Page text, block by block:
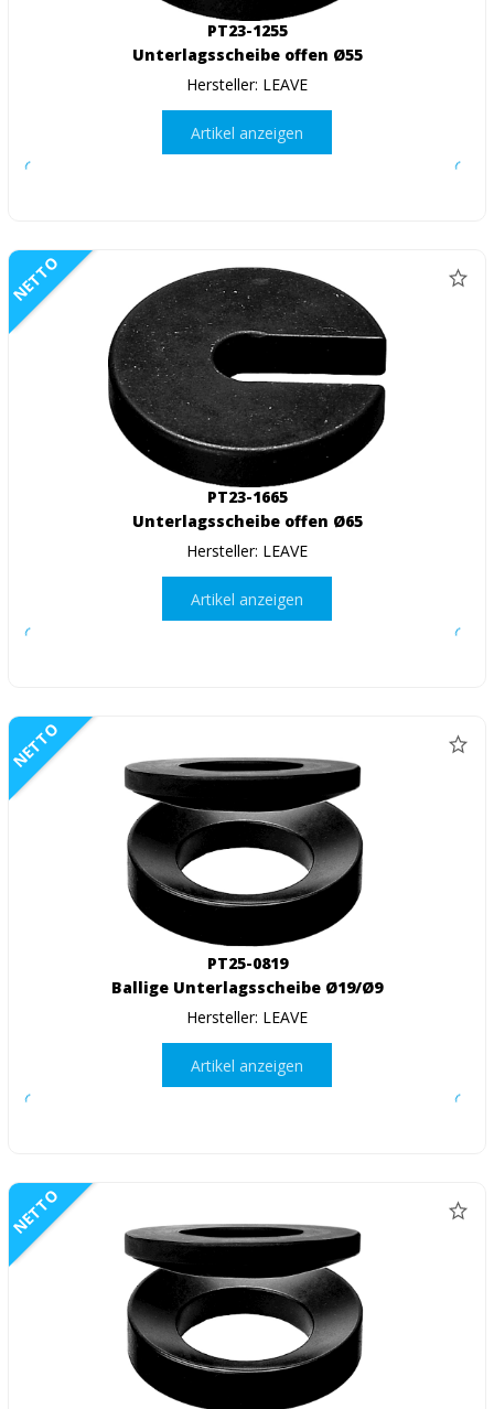
PT23-1255
Unterlagsscheibe offen Ø55
Hersteller: LEAVE
Artikel anzeigen
NETTO
PT23-1665
Unterlagsscheibe offen Ø65
Hersteller: LEAVE
Artikel anzeigen
NETTO
PT25-0819
Ballige Unterlagsscheibe Ø19/Ø9
Hersteller: LEAVE
Artikel anzeigen
NETTO